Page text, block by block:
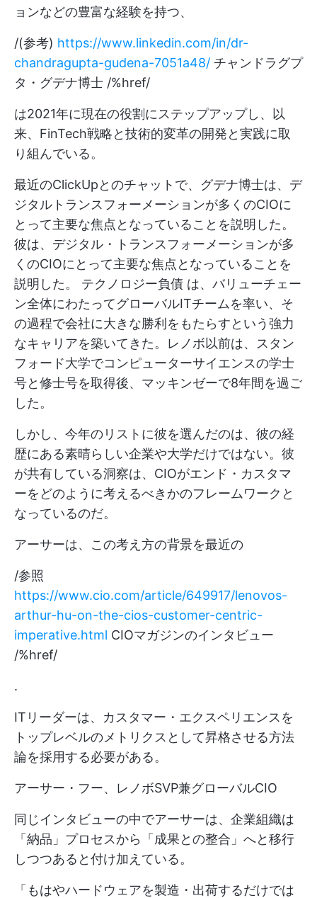
ョンなどの豊富な経験を持つ、
/(参考) https://www.linkedin.com/in/dr-
chandragupta-gudena-7051a48/ チャンドラグプ
タ・グデナ博士 /%href/
は2021年に現在の役割にステップアップし、以
来、FinTech戦略と技術的変革の開発と実践に取
り組んでいる。
最近のClickUpとのチャットで、グデナ博士は、デ
ジタルトランスフォーメーションが多くのCIOに
とって主要な焦点となっていることを説明した。
彼は、デジタル・トランスフォーメーションが多
くのCIOにとって主要な焦点となっていることを
説明した。 テクノロジー負債 は、バリューチェー
ン全体にわたってグローバルITチームを率い、そ
の過程で会社に大きな勝利をもたらすという強力
なキャリアを築いてきた。レノボ以前は、スタン
フォード大学でコンピューターサイエンスの学士
号と修士号を取得後、マッキンゼーで8年間を過ご
した。
しかし、今年のリストに彼を選んだのは、彼の経
歴にある素晴らしい企業や大学だけではない。彼
が共有している洞察は、CIOがエンド・カスタマ
ーをどのように考えるべきかのフレームワークと
なっているのだ。
アーサーは、この考え方の背景を最近の
/参照
https://www.cio.com/article/649917/lenovos-
arthur-hu-on-the-cios-customer-centric-
imperative.html CIOマガジンのインタビュー
/%href/
.
ITリーダーは、カスタマー・エクスペリエンスを
トップレベルのメトリクスとして昇格させる方法
論を採用する必要がある。
アーサー・フー、レノボSVP兼グローバルCIO
同じインタビューの中でアーサーは、企業組織は
「納品」プロセスから「成果との整合」へと移行
しつつあると付け加えている。
「もはやハードウェアを製造・出荷するだけでは